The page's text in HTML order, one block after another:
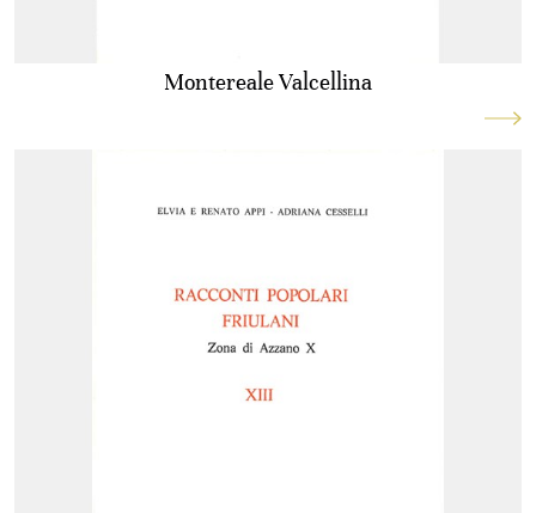
Montereale Valcellina